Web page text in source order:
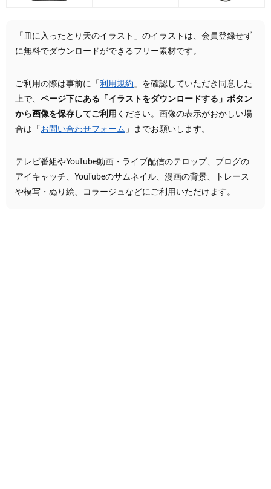
「皿に入ったとり天のイラスト」のイラストは、会員登録せず
に無料でダウンロードができるフリー素材です。
ご利用の際は事前に「 利用規約 」を確認していただき同意した
上で、 ページ下にある「イラストをダウンロードする」ボタン
から画像を保存してご利用 ください。画像の表示がおかしい場
合は「 お問い合わせフォーム 」までお願いします。
テレビ番組やYouTube動画・ライブ配信のテロップ、ブログの
アイキャッチ、YouTubeのサムネイル、漫画の背景、トレース
や模写・ぬり絵、コラージュなどにご利用いただけます。